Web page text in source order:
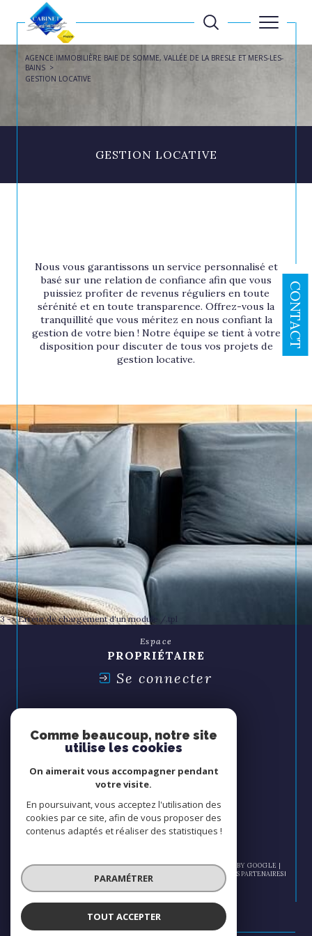
CONTACT
AGENCE IMMOBILIÈRE BAIE DE SOMME, VALLÉE DE LA BRESLE ET MERS-LES-
BAINS
GESTION LOCATIVE
GESTION LOCATIVE
Nous vous garantissons un service personnalisé et
basé sur une relation de confiance afin que vous
puissiez profiter de revenus réguliers en toute
sérénité et en toute transparence. Offrez-vous la
tranquillité que vous méritez en nous confiant la
gestion de votre bien ! Notre équipe se tient à votre
disposition pour discuter de tous vos projets de
gestion locative.
3 -> Erreur de chargement d'un module /.tpl
Espace
PROPRIÉTAIRE
Se connecter
Espace
Se connecter
© 2026 | TOUS DROITS RÉSERVÉS | TRADUCTION POWERED BY GOOGLE |
PLAN DU SITE
NOS PARTENAIRES
POLITIQUE RGPD
Comme beaucoup, notre site
utilise les cookies
On aimerait vous accompagner pendant
votre visite.
En poursuivant, vous acceptez l'utilisation des
cookies par ce site, afin de vous proposer des
contenus adaptés et réaliser des statistiques !
PARAMÉTRER
TOUT ACCEPTER